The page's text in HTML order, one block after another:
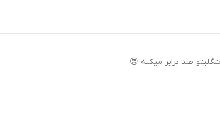
صد برابر ميكنه 😍